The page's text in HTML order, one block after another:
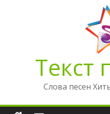
Текст
Слова песен